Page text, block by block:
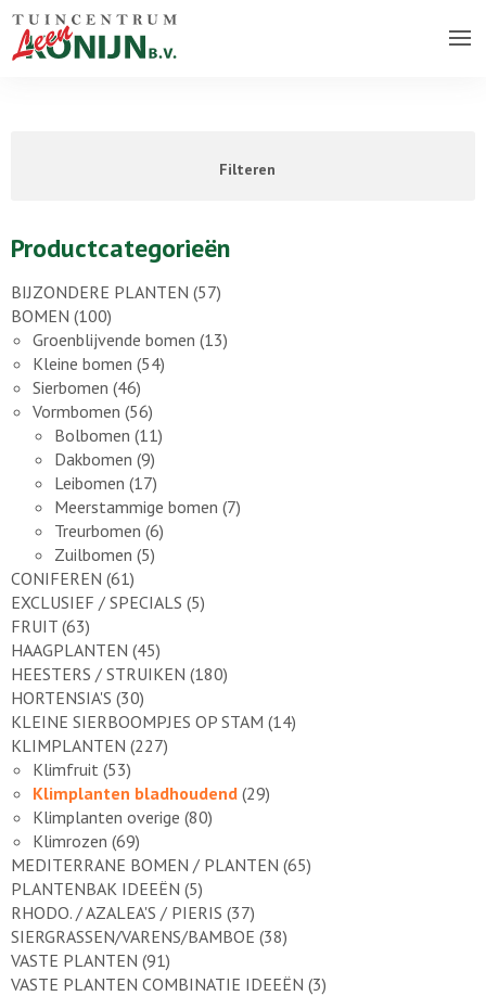
Filteren
Productcategorieën
BIJZONDERE PLANTEN (57)
BOMEN (100)
Groenblijvende bomen (13)
Kleine bomen (54)
Sierbomen (46)
Vormbomen (56)
Bolbomen (11)
Dakbomen (9)
Leibomen (17)
Meerstammige bomen (7)
Treurbomen (6)
Zuilbomen (5)
CONIFEREN (61)
EXCLUSIEF / SPECIALS (5)
FRUIT (63)
HAAGPLANTEN (45)
HEESTERS / STRUIKEN (180)
HORTENSIA'S (30)
KLEINE SIERBOOMPJES OP STAM (14)
KLIMPLANTEN (227)
Klimfruit (53)
Klimplanten bladhoudend (29)
Klimplanten overige (80)
Klimrozen (69)
MEDITERRANE BOMEN / PLANTEN (65)
PLANTENBAK IDEEËN (5)
RHODO. / AZALEA'S / PIERIS (37)
SIERGRASSEN/VARENS/BAMBOE (38)
VASTE PLANTEN (91)
VASTE PLANTEN COMBINATIE IDEEËN (3)